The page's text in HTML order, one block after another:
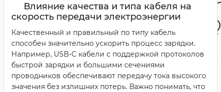
Влияние качества и типа кабеля на
скорость передачи электроэнергии
Качественный и правильный по типу кабель
способен значительно ускорить процесс зарядки.
Например, USB-C кабели с поддержкой протоколов
быстрой зарядки и большими сечениями
проводников обеспечивают передачу тока высокого
значения без излишних потерь. Важно понимать, что